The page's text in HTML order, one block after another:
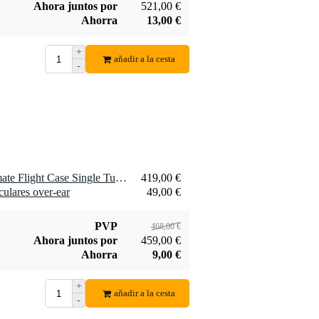
Ahora juntos por
521,00 €
Ahorra
13,00 €
+
-
añadir a la cesta
1 x UDG U91100BL Ultimate Flight Case Single Turntable Battle para mezcladoras de 10" y 12
419,00 €
over-ear
49,00 €
PVP 468,00 €
Ahora juntos por
459,00 €
Ahorra
9,00 €
+
-
añadir a la cesta